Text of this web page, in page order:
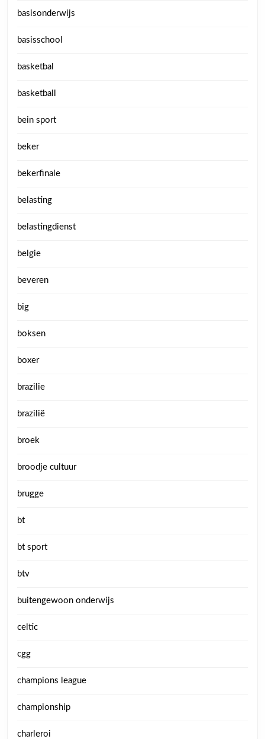
basisonderwijs
basisschool
basketbal
basketball
bein sport
beker
bekerfinale
belasting
belastingdienst
belgie
beveren
big
boksen
boxer
brazilie
brazilië
broek
broodje cultuur
brugge
bt
bt sport
btv
buitengewoon onderwijs
celtic
cgg
champions league
championship
charleroi